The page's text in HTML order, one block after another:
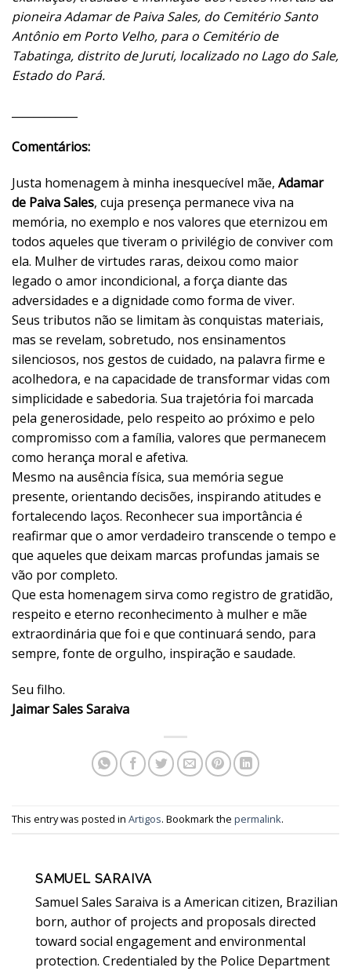
pioneira Adamar de Paiva Sales, do Cemitério Santo
Antônio em Porto Velho, para o Cemitério de
Tabatinga, distrito de Juruti, localizado no Lago do Sale,
Estado do Pará.
Comentários:
Justa homenagem à minha inesquecível mãe, Adamar
de Paiva Sales, cuja presença permanece viva na
memória, no exemplo e nos valores que eternizou em
todos aqueles que tiveram o privilégio de conviver com
ela. Mulher de virtudes raras, deixou como maior
legado o amor incondicional, a força diante das
adversidades e a dignidade como forma de viver.
Seus tributos não se limitam às conquistas materiais,
mas se revelam, sobretudo, nos ensinamentos
silenciosos, nos gestos de cuidado, na palavra firme e
acolhedora, e na capacidade de transformar vidas com
simplicidade e sabedoria. Sua trajetória foi marcada
pela generosidade, pelo respeito ao próximo e pelo
compromisso com a família, valores que permanecem
como herança moral e afetiva.
Mesmo na ausência física, sua memória segue
presente, orientando decisões, inspirando atitudes e
fortalecendo laços. Reconhecer sua importância é
reafirmar que o amor verdadeiro transcende o tempo e
que aqueles que deixam marcas profundas jamais se
vão por completo.
Que esta homenagem sirva como registro de gratidão,
respeito e eterno reconhecimento à mulher e mãe
extraordinária que foi e que continuará sendo, para
sempre, fonte de orgulho, inspiração e saudade.
Seu filho.
Jaimar Sales Saraiva
This entry was posted in Artigos. Bookmark the permalink.
SAMUEL SARAIVA
Samuel Sales Saraiva is a American citizen, Brazilian
born, author of projects and proposals directed
toward social engagement and environmental
protection. Credentialed by the Police Department